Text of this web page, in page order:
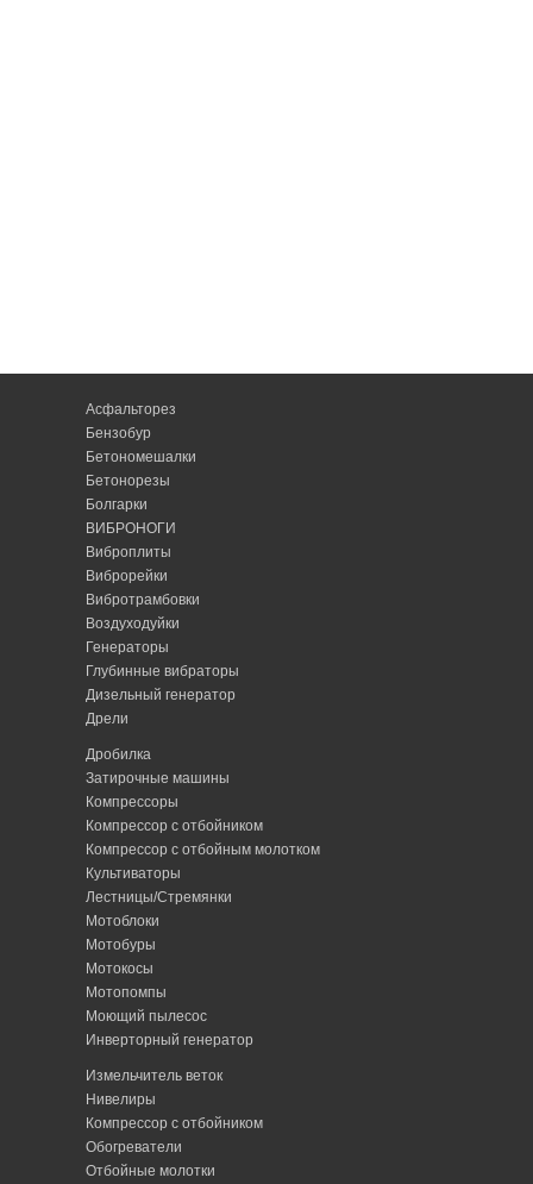
Асфальторез
Бензобур
Бетономешалки
Бетонорезы
Болгарки
ВИБРОНОГИ
Виброплиты
Виброрейки
Вибротрамбовки
Воздуходуйки
Генераторы
Глубинные вибраторы
Дизельный генератор
Дрели
Дробилка
Затирочные машины
Компрессоры
Компрессор с отбойником
Компрессор с отбойным молотком
Культиваторы
Лестницы/Стремянки
Мотоблоки
Мотобуры
Мотокосы
Мотопомпы
Моющий пылесос
Инверторный генератор
Измельчитель веток
Нивелиры
Компрессор с отбойником
Обогреватели
Отбойные молотки